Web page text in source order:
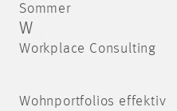
Sommer
W
Workplace Consulting
Wohnportfolios effektiv